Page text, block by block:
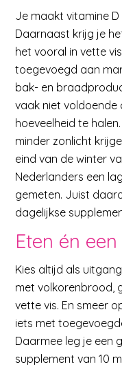
Je maakt vitamine
Daarnaast krijg je
het vooral in vette
toegevoegd aan
bak- en
vaak niet voldoende
hoeveelheid te
minder zonlicht
eind van de winter
Nederlanders een
gemeten. Juist
dagelijkse
Eten én
Kies altijd als
met volkorenbrood,
vette vis. En smeer
iets met
Daarmee leg je een
supplement van 10